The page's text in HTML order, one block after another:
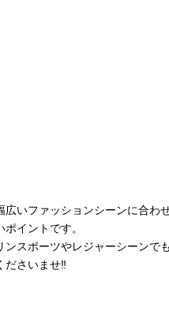
広いファッションシーンに合
イントです。
ンスポーツやレジャーシーン
ださいませ‼︎